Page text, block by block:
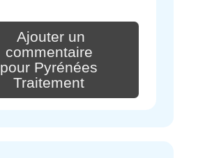
Ajouter un
commentaire
pour Pyrénées
Traitement